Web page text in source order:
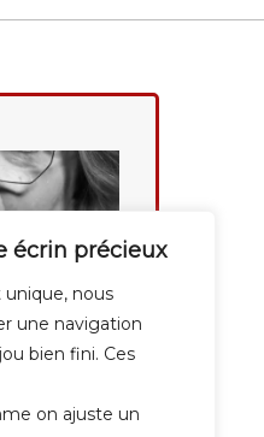
écrin précieux
nous
une navigation
bien fini. Ces
on ajuste un